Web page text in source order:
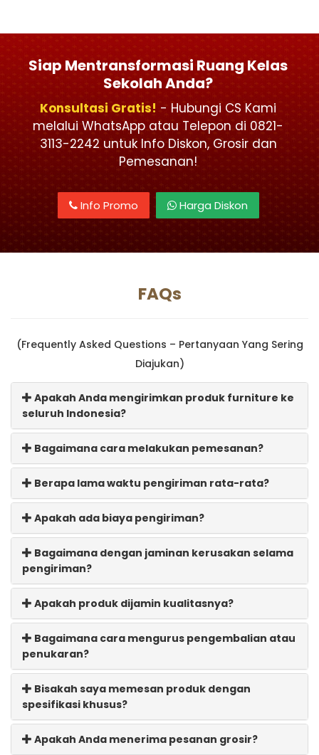
Siap Mentransformasi Ruang Kelas
Sekolah Anda?
Konsultasi Gratis! - Hubungi CS Kami
melalui WhatsApp atau Telepon di 0821-
3113-2242 untuk Info Diskon, Grosir dan
Pemesanan!
Info Promo Harga Diskon
FAQs
(Frequently Asked Questions – Pertanyaan Yang Sering
Diajukan)
Apakah Anda mengirimkan produk furniture ke
seluruh Indonesia?
Bagaimana cara melakukan pemesanan?
Berapa lama waktu pengiriman rata-rata?
Apakah ada biaya pengiriman?
Bagaimana dengan jaminan kerusakan selama
pengiriman?
Apakah produk dijamin kualitasnya?
Bagaimana cara mengurus pengembalian atau
penukaran?
Bisakah saya memesan produk dengan
spesifikasi khusus?
Apakah Anda menerima pesanan grosir?